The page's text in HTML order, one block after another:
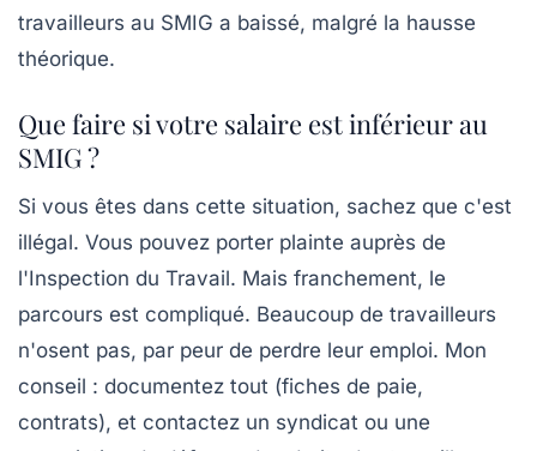
travailleurs au SMIG a baissé, malgré la hausse
théorique.
Que faire si votre salaire est inférieur au
SMIG ?
Si vous êtes dans cette situation, sachez que c'est
illégal. Vous pouvez porter plainte auprès de
l'Inspection du Travail. Mais franchement, le
parcours est compliqué. Beaucoup de travailleurs
n'osent pas, par peur de perdre leur emploi. Mon
conseil : documentez tout (fiches de paie,
contrats), et contactez un syndicat ou une